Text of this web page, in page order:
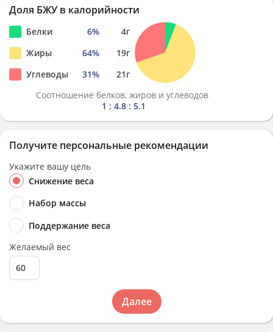
Доля БЖУ в калорийности
Белки 6% 4г
Жиры
64% 19г
Углеводы
31% 21г
Соотношение белков, жиров и углеводов
1 : 4.8 : 5.1
Получите персональные рекомендации
Укажите вашу цель
Снижение веса
Набор массы
Поддержание веса
Желаемый вес
Далее